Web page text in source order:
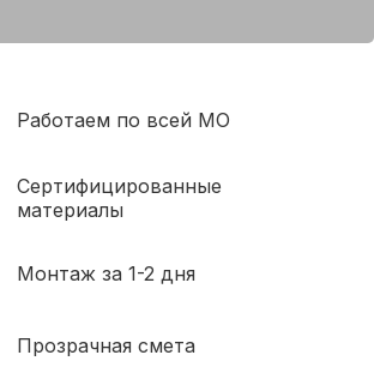
Сертифицированные
материалы
Работаем по всей МО
Монтаж за 1-2 дня
Прозрачная смета